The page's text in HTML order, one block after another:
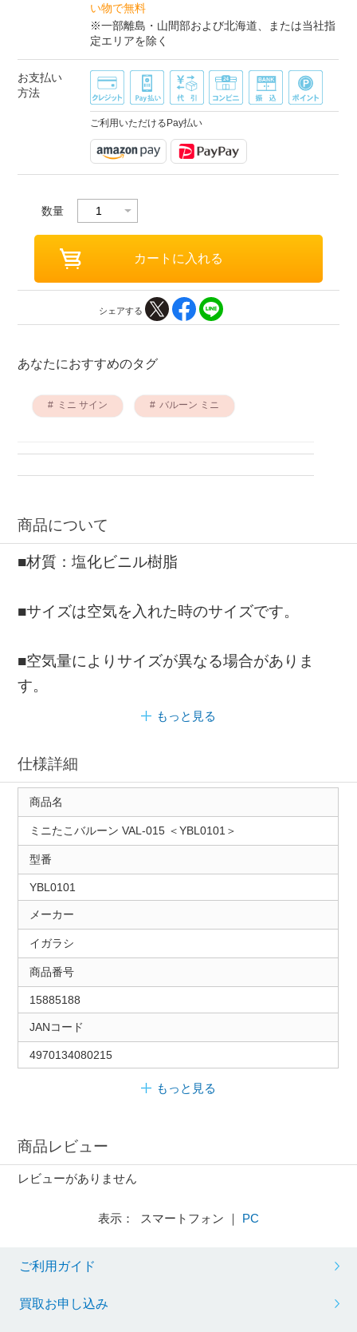
い物で無料
※一部離島・山間部および北海道、または当社指
定エリアを除く
お支払い
方法
ご利用いただけるPay払い
数量
シェアする
あなたにおすすめのタグ
ミニ サイン バルーン ミニ
商品について
■材質：塩化ビニル樹脂
■サイズは空気を入れた時のサイズです。
■空気量によりサイズが異なる場合がありま
す。
もっと見る
仕様詳細
商品名
ミニたこバルーン VAL-015 ＜YBL0101＞
型番
YBL0101
メーカー
イガラシ
商品番号
15885188
JANコード
4970134080215
もっと見る
商品レビュー
レビューがありません
表示： スマートフォン ｜ PC
ご利用ガイド
買取お申し込み